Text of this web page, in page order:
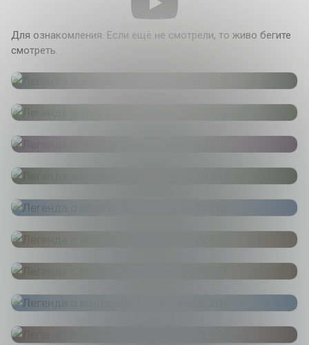
Для ознакомления. Если ещё не смотрели, то живо бегите
смотреть.